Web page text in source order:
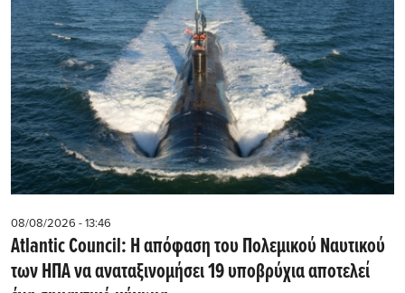
08/08/2026 - 13:46
Atlantic Council: Η απόφαση του Πολεμικού Ναυτικού
των ΗΠΑ να αναταξινομήσει 19 υποβρύχια αποτελεί